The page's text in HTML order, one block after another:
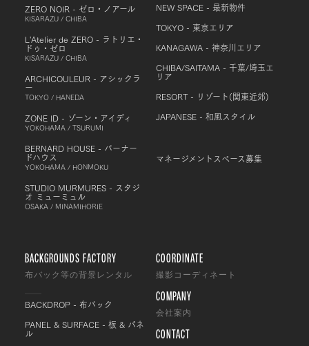
ZERO NOIR - ゼロ・ノアール
KISARAZU / CHIBA
L'Atelier de ZERO - ラトリエ・
ドゥ・ゼロ
KISARAZU / CHIBA
ARCHICOULEUR - アシックラ
ー
TOKYO / HANEDA
ZONE ID - ゾーン・アイディ
YOKOHAMA / TSURUMI
BERNARD HOUSE - バーナー
ドハウス
YOKOHAMA / HONMOKU
STUDIO MURMURES - スタジ
オ ミューミュル
OSAKA / MINAMIHORIE
NEW SPACE - 最新物件
TOKYO - 東京エリア
KANAGAWA - 神奈川エリア
CHIBA/SAITAMA - 千葉/埼玉エ
リア
RESORT - リゾート(関東近郊)
JAPANESE - 和風スタイル
マネージメントスペース募集
BACKGROUNDS FACTORY
布バック等の背景レンタル
BACKDROP - 布バック
PANEL & SURFACE - 板 & パネ
ル
COORDINATE
撮影コーディネート
COMPANY
会社案内
CONTACT